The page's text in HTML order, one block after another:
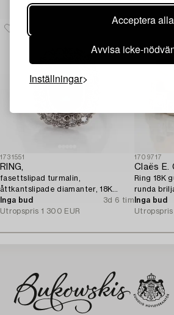
Acceptera alla
Avvisa icke-
Inställningar
1731551
RING,
fasettslipad turmalin,
åttkantslipade diamanter, 18K
vitguld. A. Tillander, Helsingfors
1975.
Inga bud
3d 6 tim
Utropspris 1 300 EUR
1709717
Claës E.
Ring 18K
runda
diamanter.
Inga bud
Utropspris